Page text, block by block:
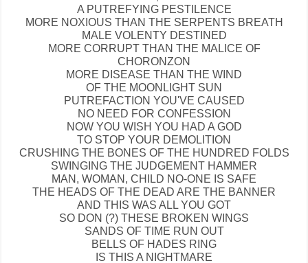
A PUTREFYING PESTILENCE
MORE NOXIOUS THAN THE SERPENTS BREATH
MALE VOLENTY DESTINED
MORE CORRUPT THAN THE MALICE OF
CHORONZON
MORE DISEASE THAN THE WIND
OF THE MOONLIGHT SUN
PUTREFACTION YOU'VE CAUSED
NO NEED FOR CONFESSION
NOW YOU WISH YOU HAD A GOD
TO STOP YOUR DEMOLITION
CRUSHING THE BONES OF THE HUNDRED FOLDS
SWINGING THE JUDGEMENT HAMMER
MAN, WOMAN, CHILD NO-ONE IS SAFE
THE HEADS OF THE DEAD ARE THE BANNER
AND THIS WAS ALL YOU GOT
SO DON (?) THESE BROKEN WINGS
SANDS OF TIME RUN OUT
BELLS OF HADES RING
IS THIS A NIGHTMARE